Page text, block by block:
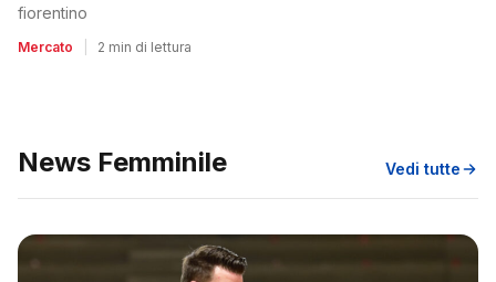
fiorentino
Mercato 2 min di lettura
News Femminile Vedi tutte